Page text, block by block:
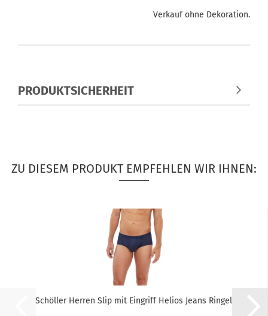
Verkauf ohne Dekoration.
PRODUKTSICHERHEIT
ZU DIESEM PRODUKT EMPFEHLEN WIR IHNEN:
Schöller Herren Slip mit Eingriff Helios Jeans Ringel